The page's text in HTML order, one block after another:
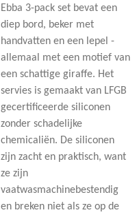
Ebba 3-pack set bevat een
diep bord, beker met
handvatten en een lepel -
allemaal met een motief van
een schattige giraffe. Het
servies is gemaakt van LFGB
gecertificeerde siliconen
zonder schadelijke
chemicaliën. De siliconen
zijn zacht en praktisch, want
ze zijn
vaatwasmachinebestendig
en breken niet als ze op de